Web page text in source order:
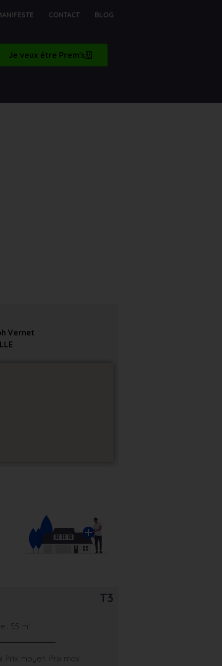
CONTACT BLOG
Je veux être Prem's
Vernet
T3
: 55 m²
Prix moyen Prix max